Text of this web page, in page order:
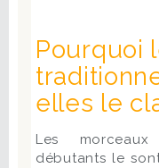
Pourquoi
elles le
Les
débutants le